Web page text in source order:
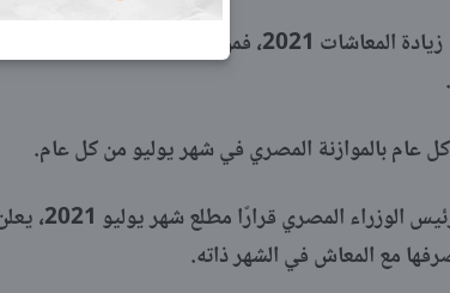
وإجابة لمن يبحث عن زيادة المعاشات 2021، فمن المقرر
كل عام بالموازنة المصري في شهر يوليو من كل عام.
ومن المقرر